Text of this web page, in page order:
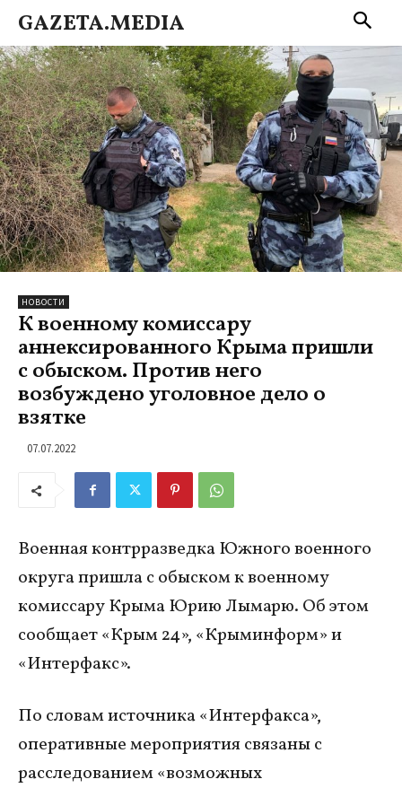
GAZETA.MEDIA
НОВОСТИ
К военному комиссару
аннексированного Крыма пришли
с обыском. Против него
возбуждено уголовное дело о
взятке
07.07.2022
Военная контрразведка Южного военного
округа пришла с обыском к военному
комиссару Крыма Юрию Лымарю. Об этом
сообщает «Крым 24», «Крыминформ» и
«Интерфакс».
По словам источника «Интерфакса»,
оперативные мероприятия связаны с
расследованием «возможных